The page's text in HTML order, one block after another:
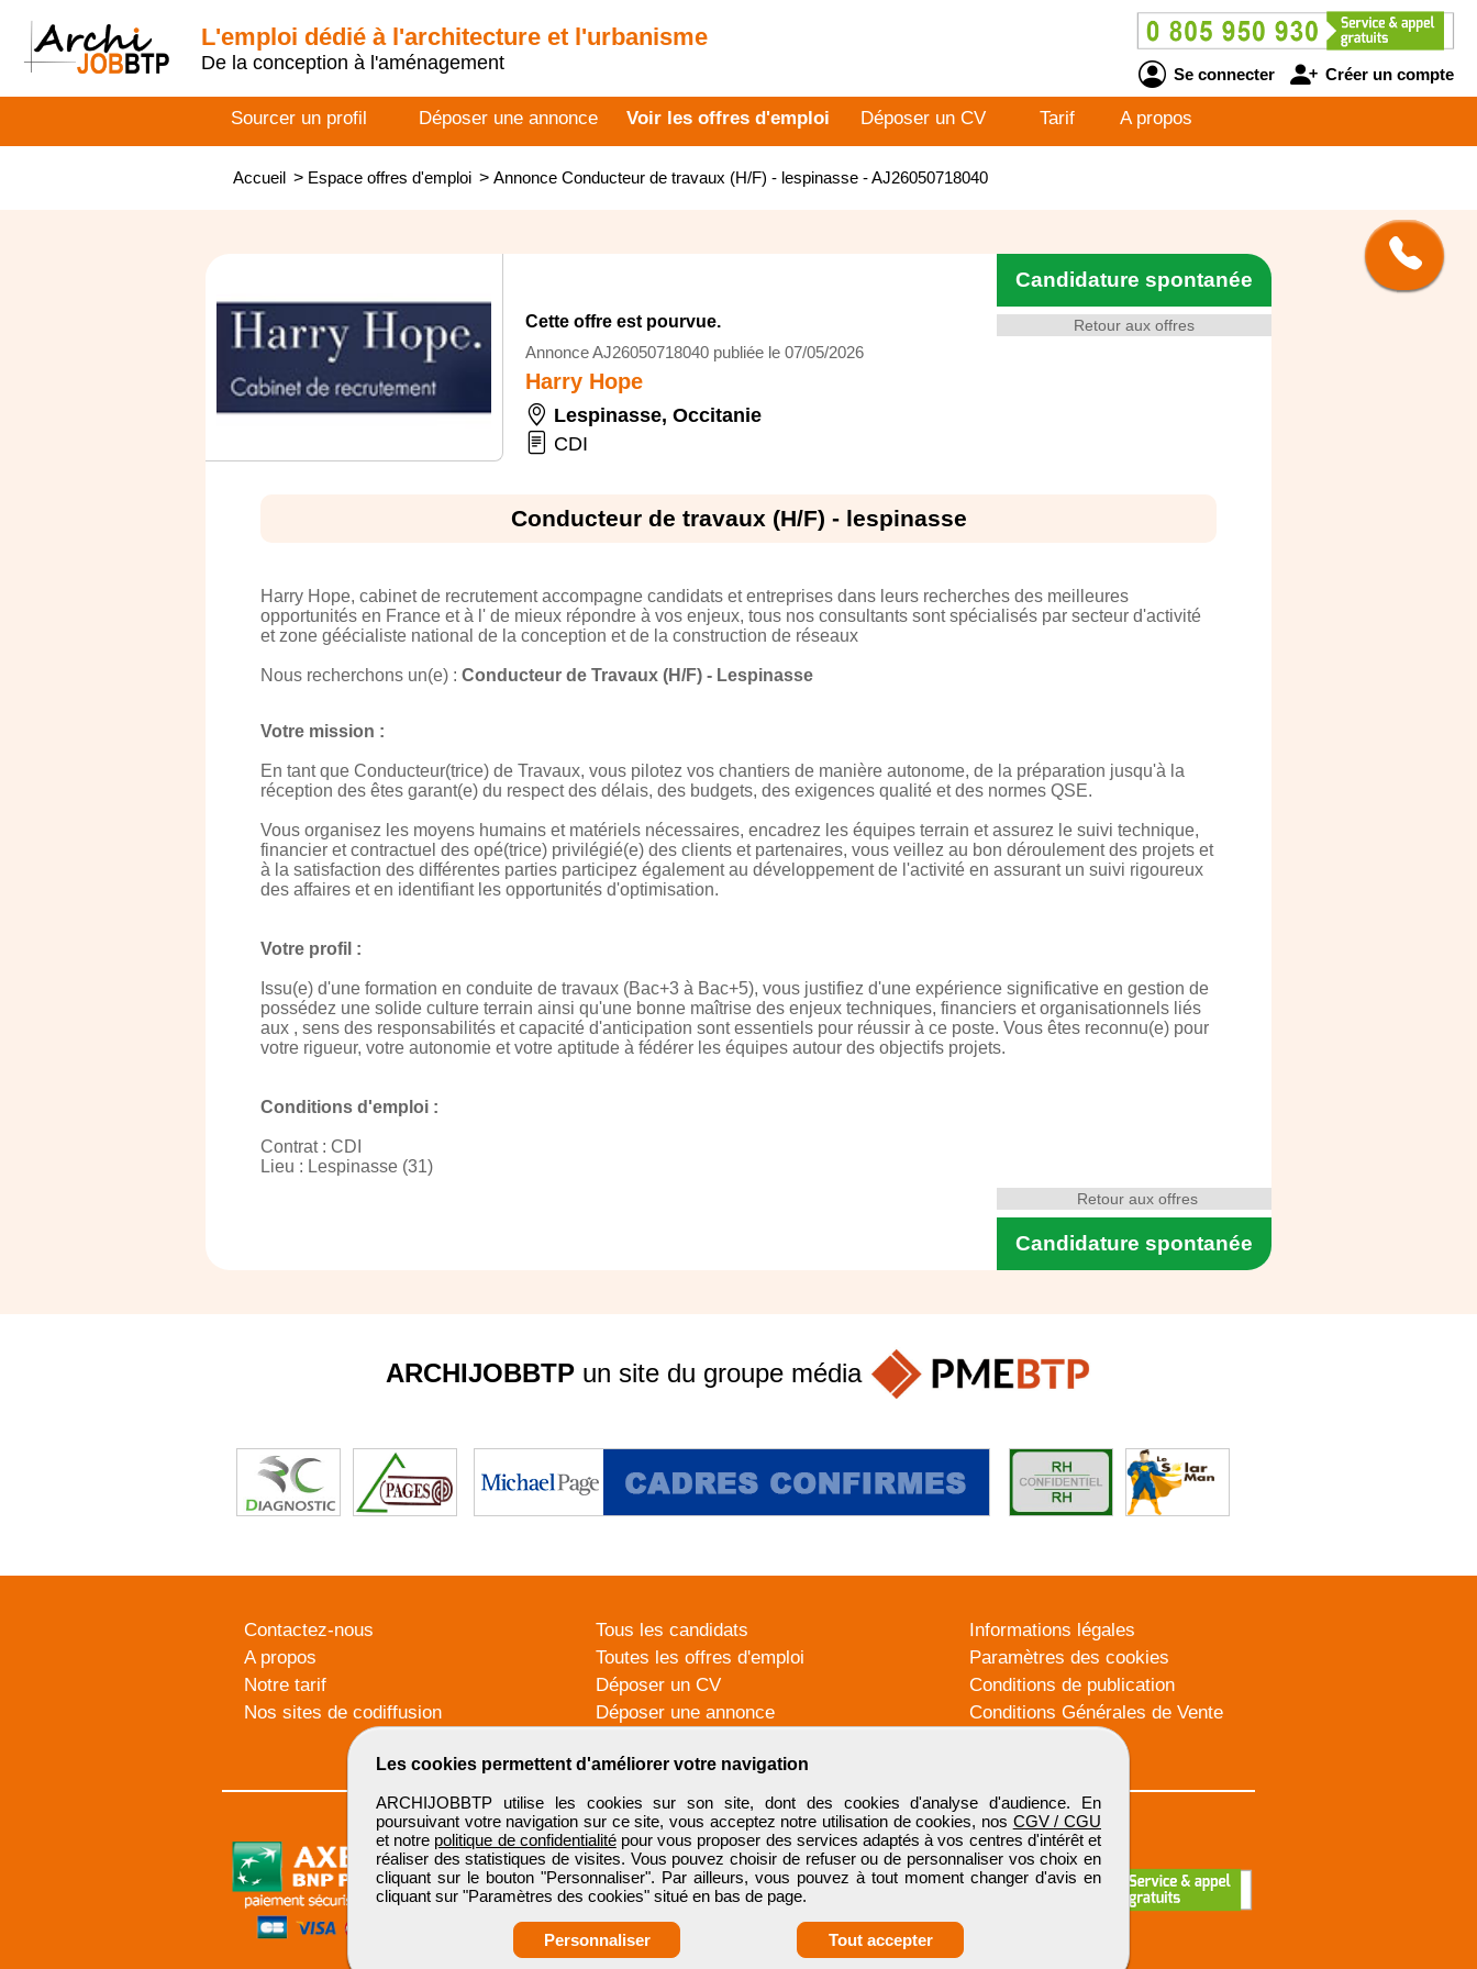
L'emploi dédié à l'architecture et l'urbanisme
De la conception à l'aménagement
Se connecter Créer un compte
Sourcer un profil Déposer une annonce Voir les offres d'emploi Déposer un CV Tarif A propos
Accueil > Espace offres d'emploi > Annonce Conducteur de travaux (H/F) - lespinasse - AJ26050718040
Retour aux offres
Candidature spontanée
Cette offre est pourvue.
Annonce AJ26050718040 publiée le 07/05/2026
Harry Hope
Lespinasse, Occitanie
CDI
Conducteur de travaux (H/F) - lespinasse
Harry Hope, cabinet de recrutement accompagne candidats et entreprises dans leurs recherches des meilleures
opportunités en France et à l' de mieux répondre à vos enjeux, tous nos consultants sont spécialisés par secteur d'activité
et zone géécialiste national de la conception et de la construction de réseaux
Nous recherchons un(e) : Conducteur de Travaux (H/F) - Lespinasse
Votre mission :
En tant que Conducteur(trice) de Travaux, vous pilotez vos chantiers de manière autonome, de la préparation jusqu'à la
réception des êtes garant(e) du respect des délais, des budgets, des exigences qualité et des normes QSE.
Vous organisez les moyens humains et matériels nécessaires, encadrez les équipes terrain et assurez le suivi technique,
financier et contractuel des opé(trice) privilégié(e) des clients et partenaires, vous veillez au bon déroulement des projets et
à la satisfaction des différentes parties participez également au développement de l'activité en assurant un suivi rigoureux
des affaires et en identifiant les opportunités d'optimisation.
Votre profil :
Issu(e) d'une formation en conduite de travaux (Bac+3 à Bac+5), vous justifiez d'une expérience significative en gestion de
possédez une solide culture terrain ainsi qu'une bonne maîtrise des enjeux techniques, financiers et organisationnels liés
aux , sens des responsabilités et capacité d'anticipation sont essentiels pour réussir à ce poste. Vous êtes reconnu(e) pour
votre rigueur, votre autonomie et votre aptitude à fédérer les équipes autour des objectifs projets.
Conditions d'emploi :
Contrat : CDI
Lieu : Lespinasse (31)
Candidature spontanée
Retour aux offres
Les cookies permettent d'améliorer votre navigation
ARCHIJOBBTP utilise les cookies sur son site, dont des cookies d'analyse d'audience. En
poursuivant votre navigation sur ce site, vous acceptez notre utilisation de cookies, nos CGV / CGU
et notre politique de confidentialitépour vous proposer des services adaptés à vos centres d'intérêt et
réaliser des statistiques de visites. Vous pouvez choisir de refuser ou de personnaliser vos choix en
cliquant sur le bouton "Personnaliser". Par ailleurs, vous pouvez à tout moment changer d'avis en
cliquant sur "Paramètres des cookies" situé en bas de page.
Personnaliser Tout accepter
ARCHIJOBBTPun site du groupe média
Contactez-nous
A propos
Notre tarif
Nos sites de codiffusion
Tous les candidats
Toutes les offres d'emploi
Déposer un CV
Déposer une annonce
Informations légales
Paramètres des cookies
Conditions de publication
Conditions Générales de Vente